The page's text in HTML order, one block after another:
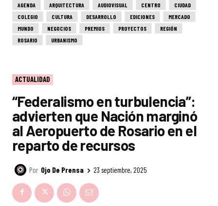
AGENDA ARQUITECTURA AUDIOVISUAL CENTRO
CIUDAD
COLEGIO
CULTURA DESARROLLO EDICIONES
MERCADO
MUNDO
NEGOCIOS PREMIOS PROYECTOS
REGIÓN
ROSARIO
URBANISMO